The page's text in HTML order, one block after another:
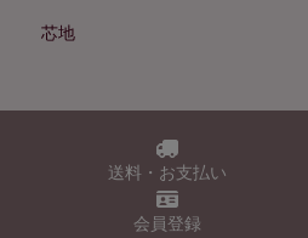
芯地
送料・お支払い
会員登録